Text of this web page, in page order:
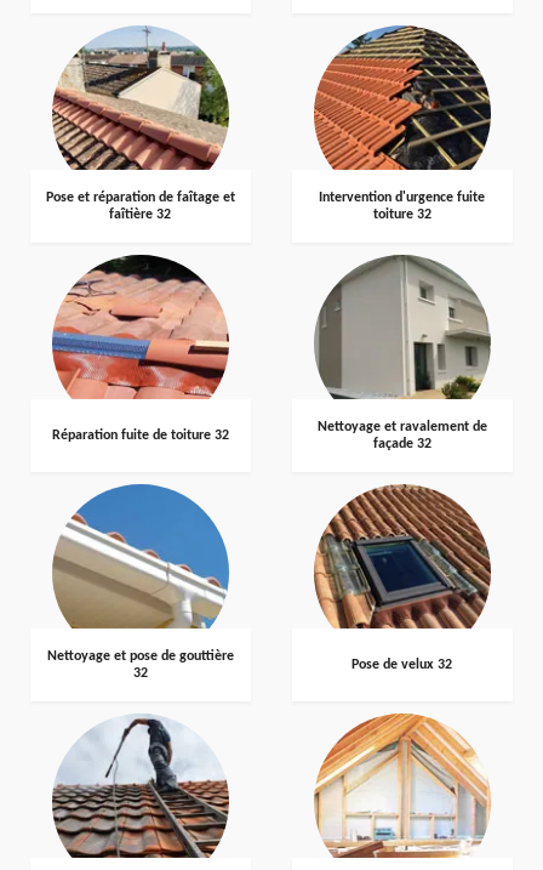
Pose et réparation de faîtage et
faîtière 32
Intervention d'urgence fuite
toiture 32
Réparation fuite de toiture 32
Nettoyage et ravalement de
façade 32
Nettoyage et pose de gouttière
32
Pose de velux 32